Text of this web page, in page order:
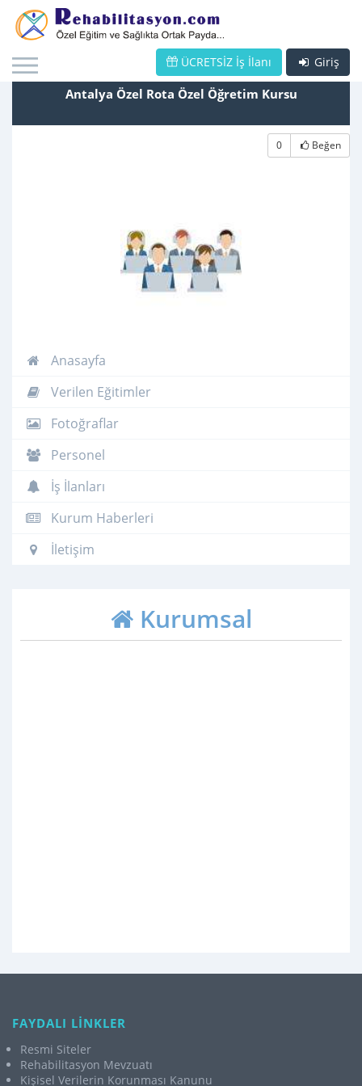
Giriş
ÜCRETSİZ İş İlanı
Antalya Özel Rota Özel Öğretim Kursu
0 Beğen
Anasayfa
Verilen Eğitimler
Fotoğraflar
Personel
İş İlanları
Kurum Haberleri
İletişim
Kurumsal
FAYDALI LİNKLER
Resmi Siteler
Rehabilitasyon Mevzuatı
Kişisel Verilerin Korunması Kanunu